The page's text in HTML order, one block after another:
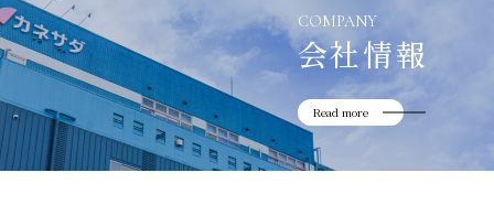
COMPANY
会社情報
Read more